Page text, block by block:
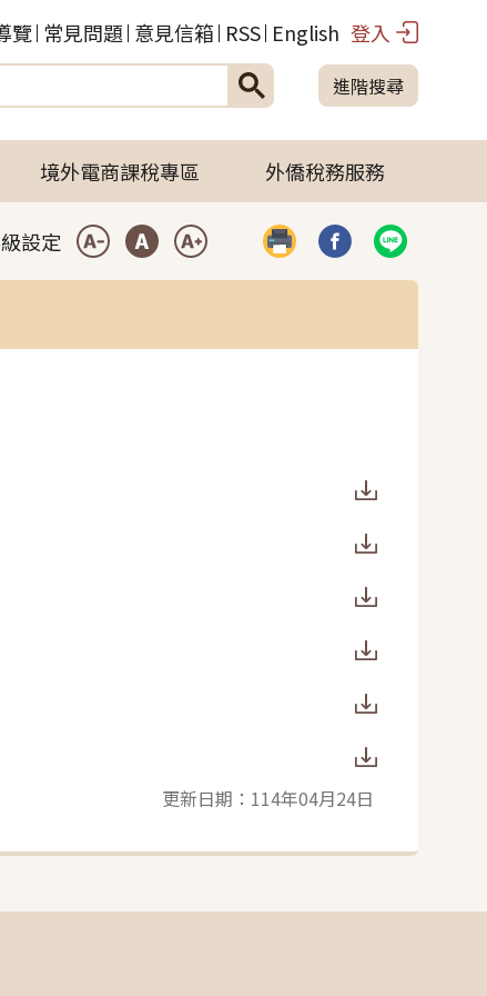
覽 常見問題 意見信箱 RSS English 登入
進階搜尋
境外電商課稅專區 外僑稅務服務
設定
小型字中型字大型字 列印 分享到臉書(開啟
分享到
更新日期：114年04月24日